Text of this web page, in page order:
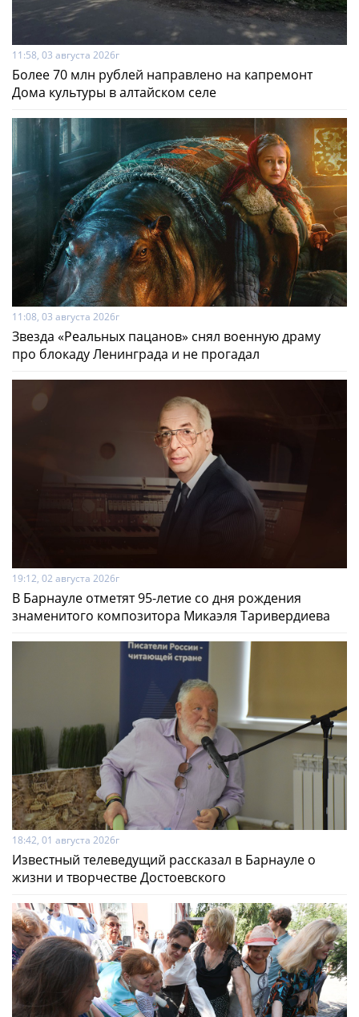
11:58, 03 августа 2026г
Более 70 млн рублей направлено на капремонт
Дома культуры в алтайском селе
11:08, 03 августа 2026г
Звезда «Реальных пацанов» снял военную драму
про блокаду Ленинграда и не прогадал
19:12, 02 августа 2026г
В Барнауле отметят 95-летие со дня рождения
знаменитого композитора Микаэля Таривердиева
18:42, 01 августа 2026г
Известный телеведущий рассказал в Барнауле о
жизни и творчестве Достоевского